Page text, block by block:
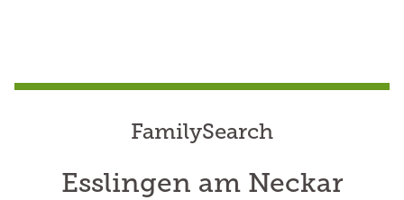
FamilySearch
Esslingen am Neckar